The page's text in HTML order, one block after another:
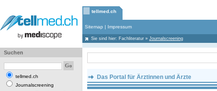
tellmed.ch
Sitemap | Impressum
Sie sind hier: Fachliteratur » Journalscreening
Suchen
tellmed.ch
Journalscreening
Das Portal für Ärztinnen und Ärzte